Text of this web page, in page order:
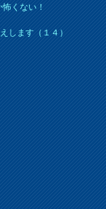
怖くない！
します（１４）